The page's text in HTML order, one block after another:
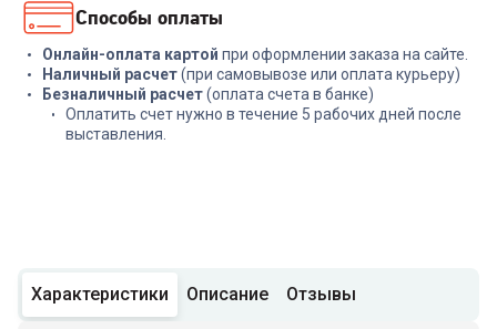
Способы оплаты
Онлайн-оплата картой при оформлении заказа на сайте.
Наличный расчет(при самовывозе или оплата курьеру)
Безналичный расчет(оплата счета в банке)
Оплатить счет нужно в течение 5 рабочих дней после
выставления.
Характеристики Описание Отзывы